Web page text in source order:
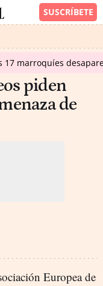
17 marroquíes
piden
de
Europea de